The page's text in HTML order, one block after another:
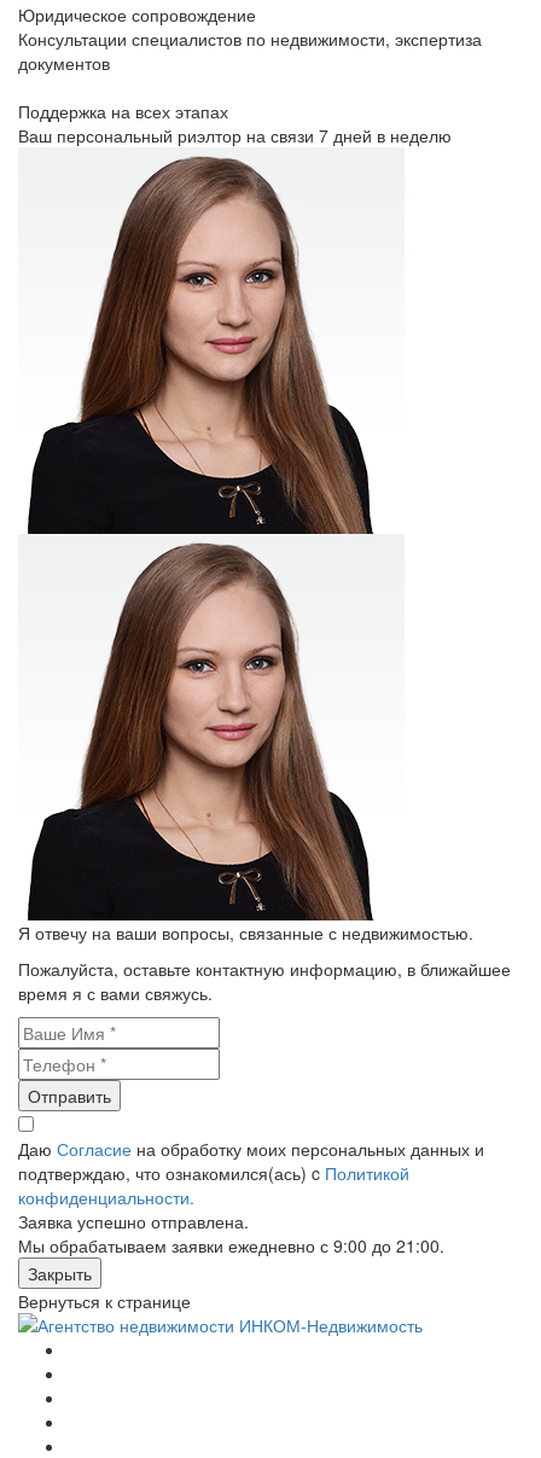
Юридическое сопровождение
Консультации специалистов по недвижимости, экспертиза
документов
Поддержка на всех этапах
Ваш персональный риэлтор на связи 7 дней в неделю
Я отвечу на ваши вопросы, связанные с недвижимостью.
Пожалуйста, оставьте контактную информацию, в ближайшее
время я с вами свяжусь.
Отправить
Даю Согласие на обработку моих персональных данных и
подтверждаю, что ознакомился(ась) c Политикой
конфиденциальности.
Заявка успешно отправлена.
Мы обрабатываем заявки ежедневно с 9:00 до 21:00.
Закрыть
Вернуться к странице